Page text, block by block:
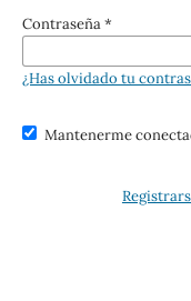
Contraseña*
¿Has olvidado tu
Mantenerme